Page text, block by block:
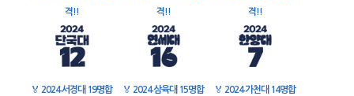
격!!
격!!
격!!
🏅 2024 서경대 19명합
🏅 2024 삼육대 15명합
🏅 2024 가천대 14명합